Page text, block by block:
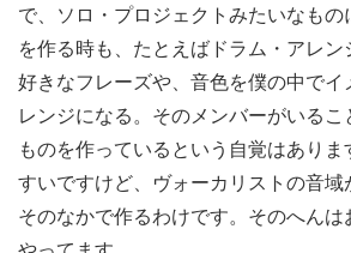
で、ソロ・プロジェクトみたいなも
を作る時も、たとえばドラム・アレ
好きなフレーズや、音色を僕の中で
レンジになる。そのメンバーがいる
ものを作っているという自覚はあり
すいですけど、ヴォーカリストの音域
そのなかで作るわけです。そのへん